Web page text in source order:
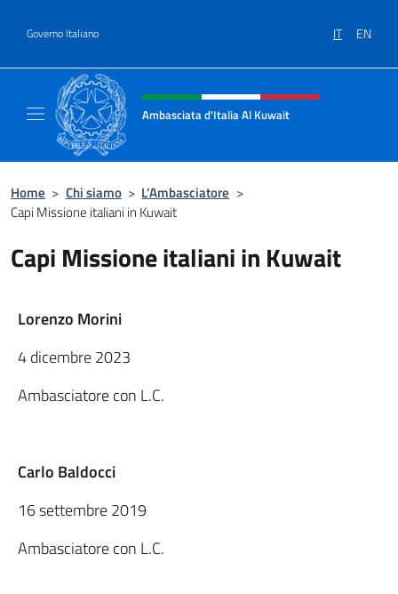
Governo Italiano IT EN
Intestazione sito, social e menù
Ambasciata d'Italia Al Kuwait
Home > Chi siamo > L’Ambasciatore >
Capi Missione italiani in Kuwait
Capi Missione italiani in Kuwait
Lorenzo Morini
4 dicembre 2023
Ambasciatore con L.C.
Carlo Baldocci
16 settembre 2019
Ambasciatore con L.C.